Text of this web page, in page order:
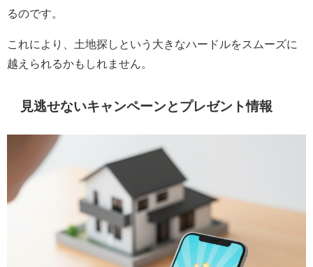
るのです。
これにより、土地探しという大きなハードルをスムーズに
越えられるかもしれません。
見逃せないキャンペーンとプレゼント情報